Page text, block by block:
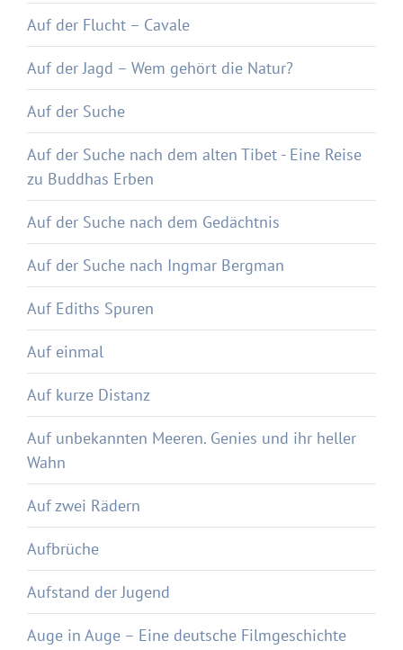
Auf der Flucht – Cavale
Auf der Jagd – Wem gehört die Natur?
Auf der Suche
Auf der Suche nach dem alten Tibet - Eine Reise
zu Buddhas Erben
Auf der Suche nach dem Gedächtnis
Auf der Suche nach Ingmar Bergman
Auf Ediths Spuren
Auf einmal
Auf kurze Distanz
Auf unbekannten Meeren. Genies und ihr heller
Wahn
Auf zwei Rädern
Aufbrüche
Aufstand der Jugend
Auge in Auge – Eine deutsche Filmgeschichte